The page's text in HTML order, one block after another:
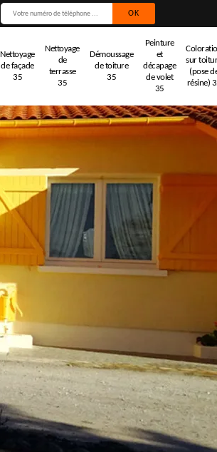
Nettoyage
de façade
35
Nettoyage
de
terrasse
35
Démoussage
de toiture
35
Peinture
et
décapage
de volet
35
sur
(pose
résine)